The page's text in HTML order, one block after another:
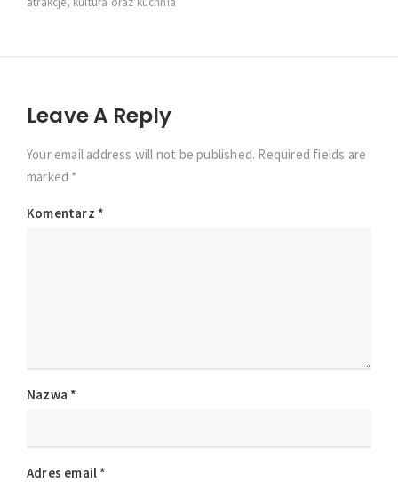
Leave A Reply
Your email address will not be published. Required fields are
marked *
Komentarz *
Nazwa *
Adres email *